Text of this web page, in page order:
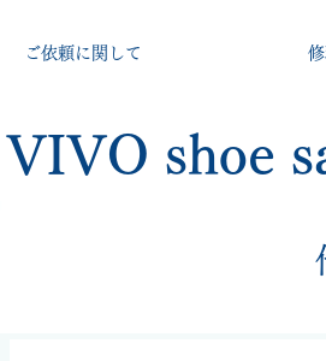
VIVO shoe
ご依頼に関して 修